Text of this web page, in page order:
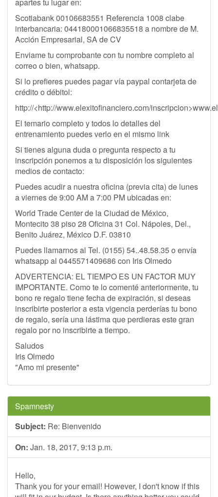
Scotiabank 00106683551 Referencia 1008 clabe
interbancaria: 044180001066835518 a nombre de M.
Acción Empresarial, SA de CV
Enviame tu comprobante con tu nombre completo al
correo o bien, whatsapp.
Si lo prefieres puedes pagar vía paypal contarjeta de
crédito o débitol:
http://<http://www.elexitofinanciero.com/
El temario completo y todos lo detalles del
entrenamiento puedes verlo en el mismo link
Si tienes alguna duda o pregunta respecto a tu
inscripción ponemos a tu disposición los siguientes
medios de contacto:
Puedes acudir a nuestra oficina (previa cita) de lunes
a viernes de 9:00 AM a 7:00 PM ubicadas en:
World Trade Center de la Ciudad de México,
Montecito 38 piso 28 Oficina 31 Col. Nápoles, Del.,
Benito Juárez, México D.F. 03810
Puedes llamarnos al Tel. (0155) 54..48.58.35 o envía
whatsapp al 0445571409686 con Iris Olmedo
ADVERTENCIA: EL TIEMPO ES UN FACTOR MUY
IMPORTANTE. Como te lo comenté anteriormente, tu
bono re regalo tiene fecha de expiración, si deseas
inscribirte posterior a esta vigencia perderías tu bono
de regalo, sería una lástima que perdieras este gran
regalo por no inscribirte a tiempo.
Saludos
Iris Olmedo
"Amo mi presente"
Spamnesty
Subject: Re: Bienvenido
On: Jan. 18, 2017, 9:13 p.m.
Hello,
Thank you for your email! However, I don't know if this